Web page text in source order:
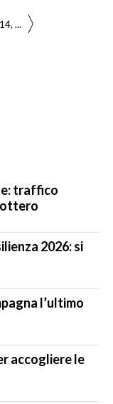
14 ...
traffico
2026: si
l’ultimo
accogliere le